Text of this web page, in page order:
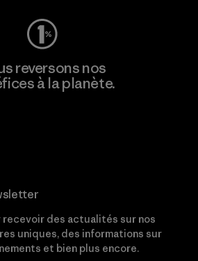
reversons nos
à la planète.
des actualités sur nos
uniques, des informations sur
et bien plus encore.